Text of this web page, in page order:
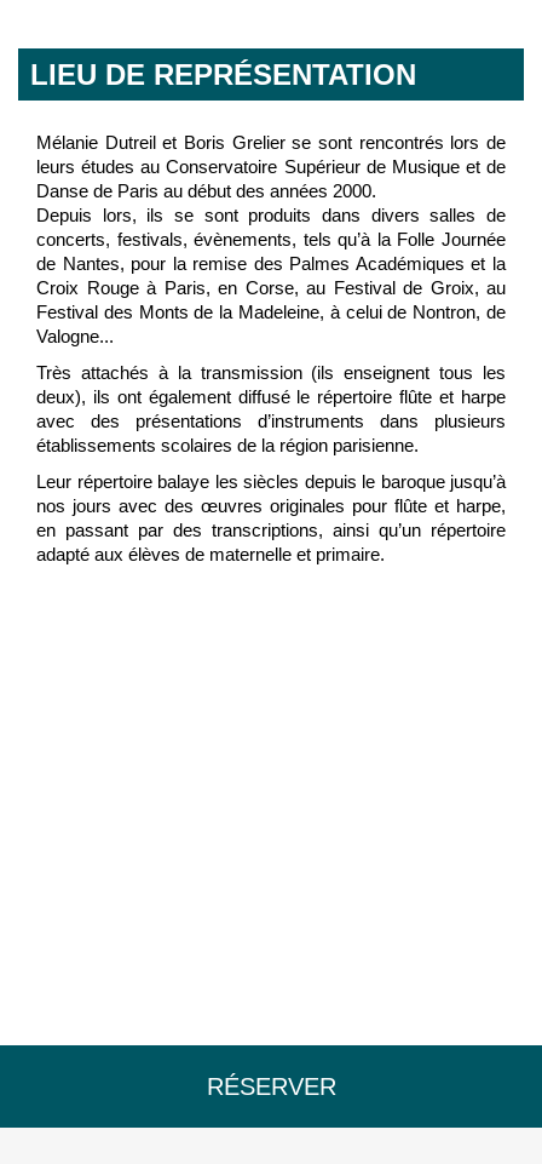
LIEU DE REPRÉSENTATION
Mélanie Dutreil et Boris Grelier se sont rencontrés lors de
leurs études au Conservatoire Supérieur de Musique et de
Danse de Paris au début des années 2000.
Depuis lors, ils se sont produits dans divers salles de
concerts, festivals, évènements, tels qu’à la Folle Journée
de Nantes, pour la remise des Palmes Académiques et la
Croix Rouge à Paris, en Corse, au Festival de Groix, au
Festival des Monts de la Madeleine, à celui de Nontron, de
Valogne...
Très attachés à la transmission (ils enseignent tous les
deux), ils ont également diffusé le répertoire flûte et harpe
avec des présentations d’instruments dans plusieurs
établissements scolaires de la région parisienne.
Leur répertoire balaye les siècles depuis le baroque jusqu’à
nos jours avec des œuvres originales pour flûte et harpe,
en passant par des transcriptions, ainsi qu’un répertoire
adapté aux élèves de maternelle et primaire.
RÉSERVER